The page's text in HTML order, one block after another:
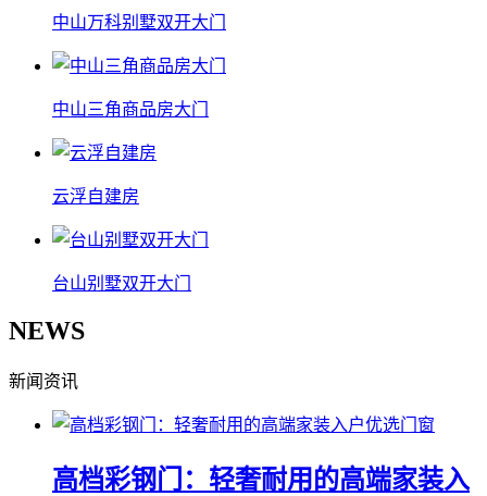
中山万科别墅双开大门
中山三角商品房大门
云浮自建房
台山别墅双开大门
NEWS
新闻资讯
高档彩钢门：轻奢耐用的高端家装入